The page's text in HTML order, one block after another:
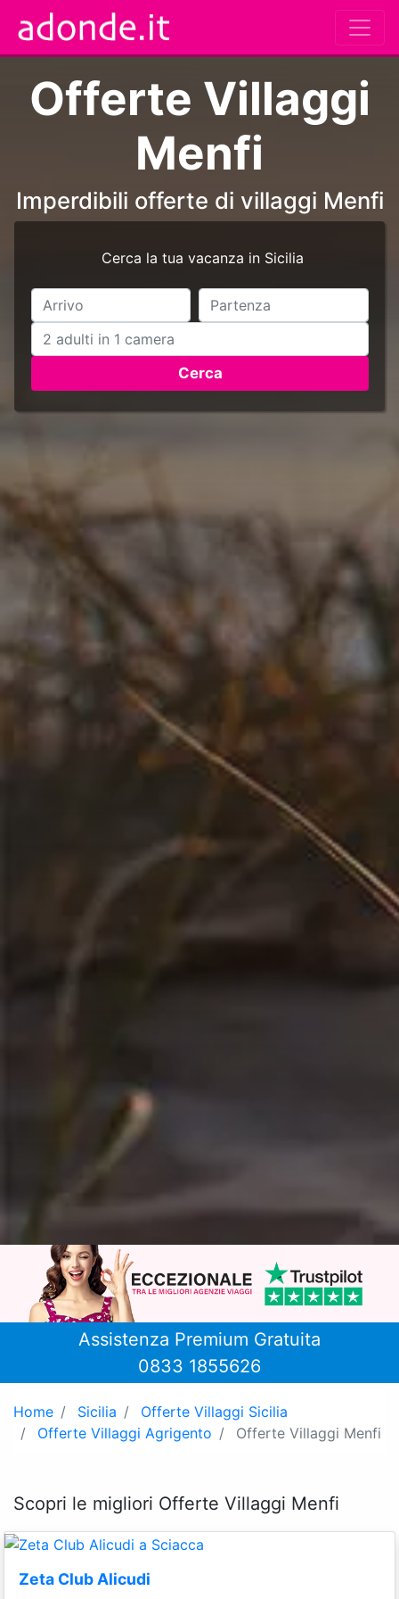
Offerte Villaggi
Menfi
Imperdibili offerte di villaggi Menfi
Cerca la tua vacanza in Sicilia
Cerca
Assistenza Premium Gratuita
0833 1855626
Home Sicilia
Offerte Villaggi Sicilia
Offerte Villaggi Agrigento
Offerte Villaggi Menfi
Scopri le migliori Offerte Villaggi Menfi
Zeta Club Alicudi